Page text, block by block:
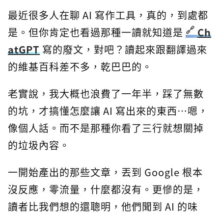
最近很多人在聊 AI 寫作工具，真的，到處都
是。但你肯定也看過那種一讀就知道是
Ch
atGPT 寫的廢文，對吧？讀起來跟翻譯過來
的維基百科差不多，乾巴巴的。
老實說，我大概也浪費了一年半，踩了無數
的坑，才搞懂怎麼讓 AI 寫出來的東西…嗯，
像個人話。而不是那種你看了三行就想關掉
的垃圾內容。
一開始產出的那些文章，丟到 Google 根本
沒反應，零流量，什麼都沒有。更慘的是，
讀者比我們想的還聰明，他們聞到 AI 的味